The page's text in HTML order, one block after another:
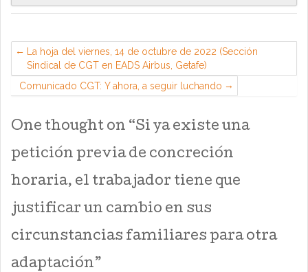
La hoja del viernes, 14 de octubre de 2022 (Sección
Sindical de CGT en EADS Airbus, Getafe)
Comunicado CGT: Y ahora, a seguir luchando
One thought on “Si ya existe una
petición previa de concreción
horaria, el trabajador tiene que
justificar un cambio en sus
circunstancias familiares para otra
adaptación”